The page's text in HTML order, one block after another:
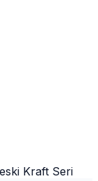
Kraft Seri